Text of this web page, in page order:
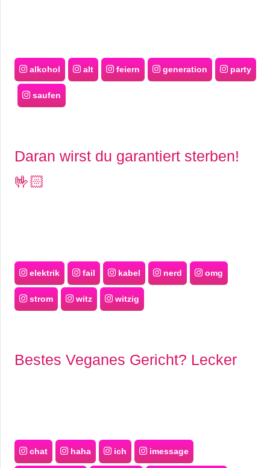
alkohol alt feiern generation party
saufen
Daran wirst du garantiert sterben!
🤟🏻
elektrik fail kabel nerd omg
strom witz witzig
Bestes Veganes Gericht? Lecker
chat haha ich imessage